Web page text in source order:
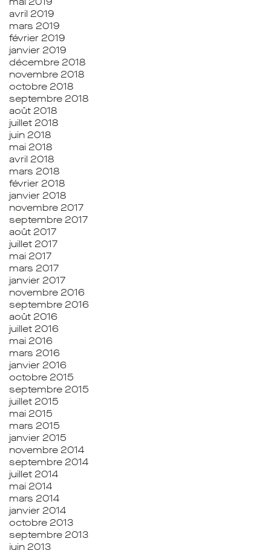
avril 2019
mars 2019
février 2019
janvier 2019
décembre 2018
novembre 2018
octobre 2018
septembre 2018
août 2018
juillet 2018
juin 2018
mai 2018
avril 2018
mars 2018
février 2018
janvier 2018
novembre 2017
septembre 2017
août 2017
juillet 2017
mai 2017
mars 2017
janvier 2017
novembre 2016
septembre 2016
août 2016
juillet 2016
mai 2016
mars 2016
janvier 2016
octobre 2015
septembre 2015
juillet 2015
mai 2015
mars 2015
janvier 2015
novembre 2014
septembre 2014
juillet 2014
mai 2014
mars 2014
janvier 2014
octobre 2013
septembre 2013
juin 2013